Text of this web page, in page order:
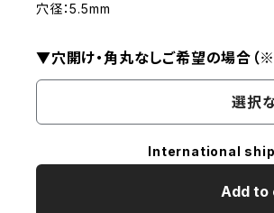
穴径：5.5mm
▼穴開け・角丸なしご希望の場合（
選択
International
Add to